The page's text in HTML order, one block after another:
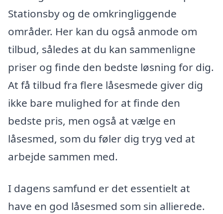
Stationsby og de omkringliggende
områder. Her kan du også anmode om
tilbud, således at du kan sammenligne
priser og finde den bedste løsning for dig.
At få tilbud fra flere låsesmede giver dig
ikke bare mulighed for at finde den
bedste pris, men også at vælge en
låsesmed, som du føler dig tryg ved at
arbejde sammen med.
I dagens samfund er det essentielt at
have en god låsesmed som sin allierede.